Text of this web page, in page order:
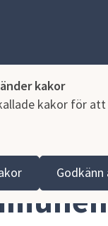
kakor
kakor för
Påverka kommunen